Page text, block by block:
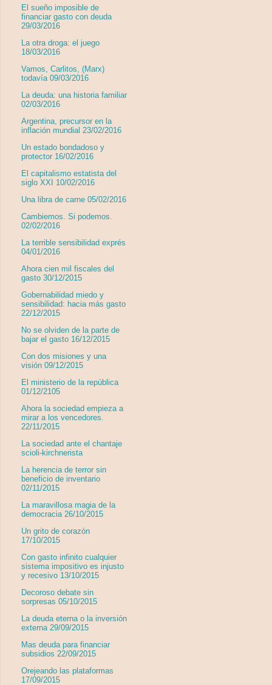
El sueño imposible de
financiar gasto con deuda
29/03/2016
La otra droga: el juego
18/03/2016
Vamos, Carlitos, (Marx)
todavía 09/03/2016
La deuda: una historia familiar
02/03/2016
Argentina, precursor en la
inflación mundial 23/02/2016
Un estado bondadoso y
protector 16/02/2016
El capitalismo estatista del
siglo XXI 10/02/2016
Una libra de carne 05/02/2016
Cambiemos. Si podemos.
02/02/2016
La terrible sensibilidad exprés
04/01/2016
Ahora cien mil fiscales del
gasto 30/12/2015
Gobernabilidad miedo y
sensibilidad: hacia más gasto
22/12/2015
No se olviden de la parte de
bajar el gasto 16/12/2015
Con dos misiones y una
visión 09/12/2015
El ministerio de la república
01/12/2105
Ahora la sociedad empieza a
mirar a los vencedores.
22/11/2015
La sociedad ante el chantaje
scioli-kirchnerista
La herencia de terror sin
beneficio de inventario
02/11/2015
La maravillosa magia de la
democracia 26/10/2015
Un grito de corazón
17/10/2015
Con gasto infinito cualquier
sistema impositivo es injusto
y recesivo 13/10/2015
Decoroso debate sin
sorpresas 05/10/2015
La deuda eterna o la inversión
externa 29/09/2015
Mas deuda para financiar
subsidios 22/09/2015
Orejeando las plataformas
17/09/2015